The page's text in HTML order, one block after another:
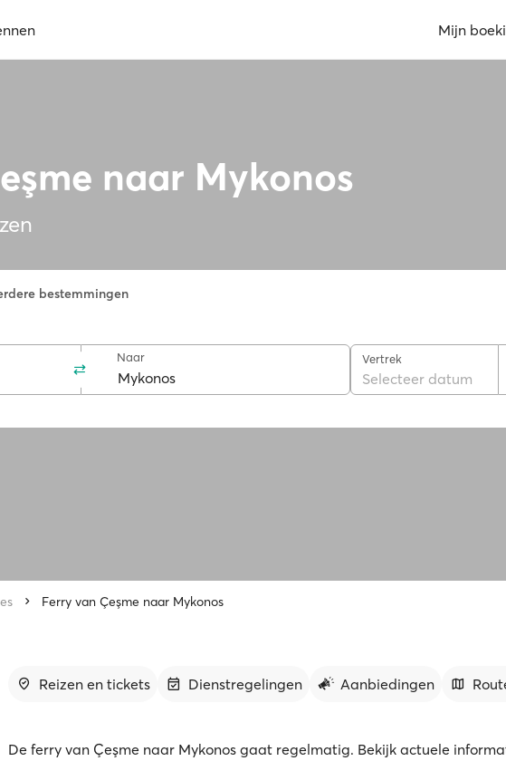
Mijn
naar Mykonos
bestemmingen
Naar Vertrek
Selecteer datum
Ferry van Çeşme naar Mykonos
Reizen en tickets Dienstregelingen Aanbiedingen
De ferry van Çeşme naar Mykonos gaat regelmatig. Bekijk actuele